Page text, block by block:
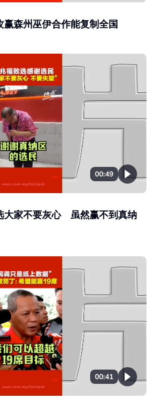
森州巫伊合作能复制全国
00:49
大家不要灰心 虽然赢不到真纳
00:41